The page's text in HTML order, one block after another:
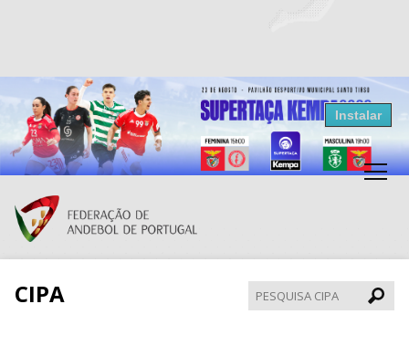
Resultados Andebol
Federação de Andebol de Portugal
Grátis - Disponivel na Play Store
Instalar
CIPA
CIPA